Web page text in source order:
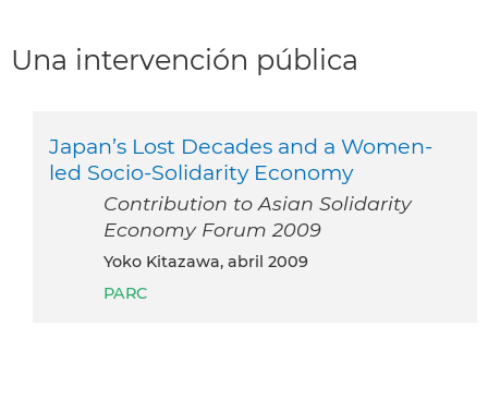
Una intervención pública
Japan’s Lost Decades and a Women-
led Socio-Solidarity Economy
Contribution to Asian Solidarity
Economy Forum 2009
Yoko Kitazawa, abril 2009
PARC